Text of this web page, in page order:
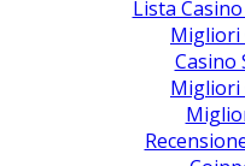
Lista
Migliori
Casino
Migliori